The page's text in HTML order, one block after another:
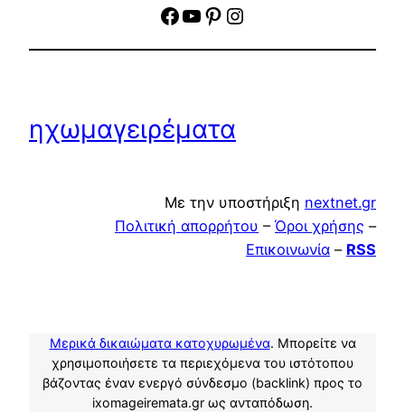
facebook
YouTube
Pinterest
Instagram
ηχωμαγειρέματα
Με την υποστήριξη nextnet.gr
Πολιτική απορρήτου – Όροι χρήσης –
Επικοινωνία – RSS
Μερικά δικαιώματα κατοχυρωμένα. Μπορείτε να
χρησιμοποιήσετε τα περιεχόμενα του ιστότοπου
βάζοντας έναν ενεργό σύνδεσμο (backlink) προς το
ixomageiremata.gr ως ανταπόδωση.